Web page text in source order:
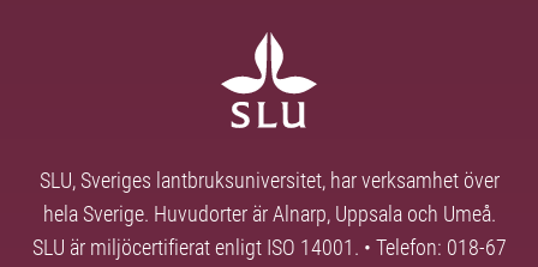
SLU, Sveriges lantbruksuniversitet, har verksamhet över
hela Sverige. Huvudorter är Alnarp, Uppsala och Umeå.
SLU är miljöcertifierat enligt ISO 14001. • Telefon: 018-67